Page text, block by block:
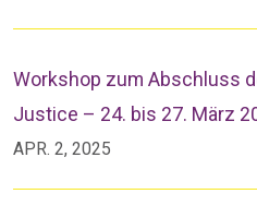
Workshop zum Abschluss
Justice – 24. bis 27. März
APR. 2, 2025